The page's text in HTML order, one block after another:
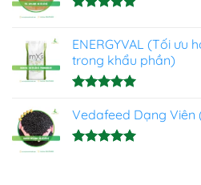
5 sao
ENERGYVAL (Tối ưu
trong khẩu phần)
hạng5.00
Vedafeed Dạng Viên